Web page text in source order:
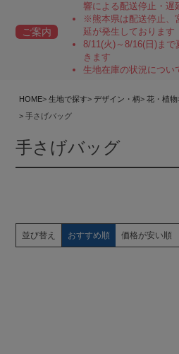
ご案内
響による配送停止・遅
※熊本県は配送停止、
延が発生しております
8/11(火)～8/16(日)ま
きます
生地在庫の状況につい
HOME 生地で探す デザイン・柄 花・植物
手さげバッグ
手さげバッグ
並び替え おすすめ順 価格が安い順